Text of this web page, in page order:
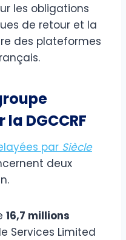
les obligations
de retour et la
des plateformes
DGCCRF
par Siècle
deux
16,7 millions
Services Limited